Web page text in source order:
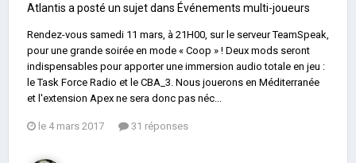
Atlantis a posté un sujet dans Événements multi-joueurs
Rendez-vous samedi 11 mars, à 21H00, sur le serveur TeamSpeak,
pour une grande soirée en mode « Coop » ! Deux mods seront
indispensables pour apporter une immersion audio totale en jeu :
le Task Force Radio et le CBA_3. Nous jouerons en Méditerranée
et l'extension Apex ne sera donc pas néc...
le 4 mars 2017 31 réponses